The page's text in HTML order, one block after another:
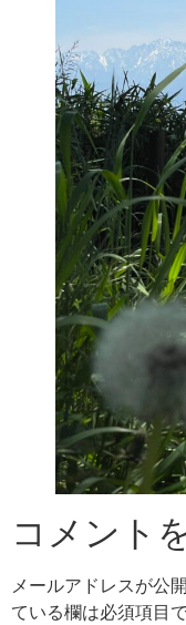
コメント
メールアドレスが公
ている欄は必須項目